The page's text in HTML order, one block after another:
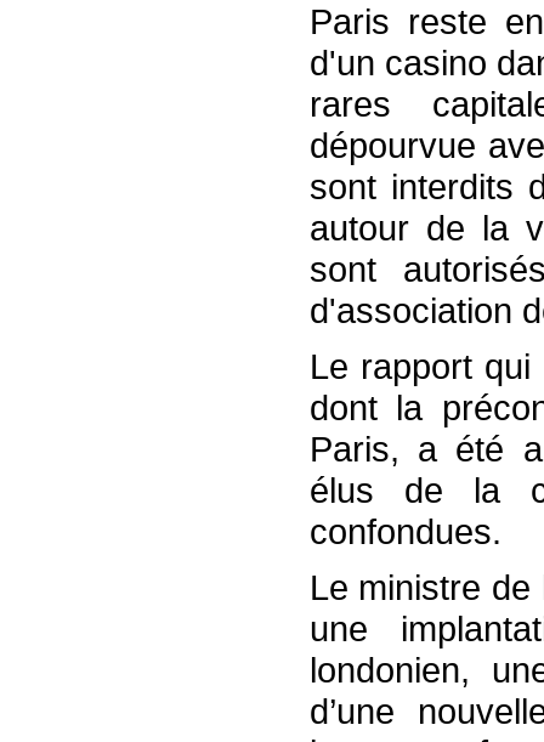
Paris reste
d'un casino
rares
dépourvue
sont interdits
autour de la
sont
d'association
Le rapport
dont la
Paris, a été
élus de la
confondues.
Le ministre
une
londonien,
d’une